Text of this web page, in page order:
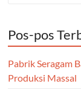
Pos-pos
Pabrik Seragam
Produksi Massal